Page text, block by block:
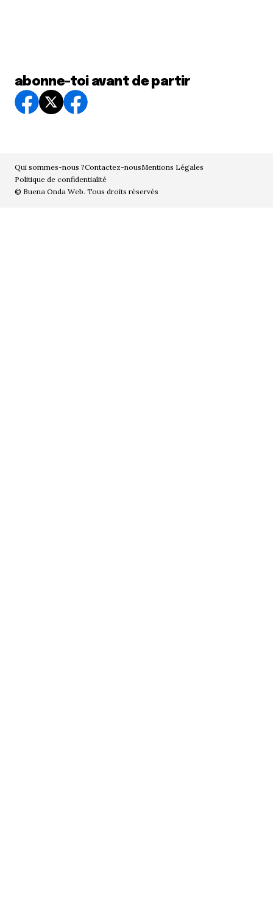
abonne-toi avant de partir
Qui sommes-nous ?Contactez-nousMentions Légales
Politique de confidentialité
© Buena Onda Web. Tous droits réservés